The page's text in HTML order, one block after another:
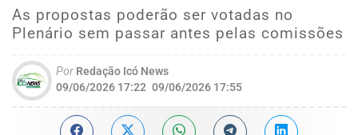
As propostas poderão ser votadas no
Plenário sem passar antes pelas comissões
Por Redação Icó News
09/06/2026 17:22 09/06/2026 17:55